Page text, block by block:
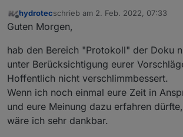
Offline
hydrotecschrieb am 2. Feb. 2022, 07:33
zuletzt editiert von
Guten Morgen,
hab den Bereich "Protokoll" der Doku
unter Berücksichtigung eurer
Hoffentlich nicht verschlimmbessert.
Wenn ich noch einmal eure Zeit in
und eure Meinung dazu erfahren dürfte,
wäre ich sehr dankbar.